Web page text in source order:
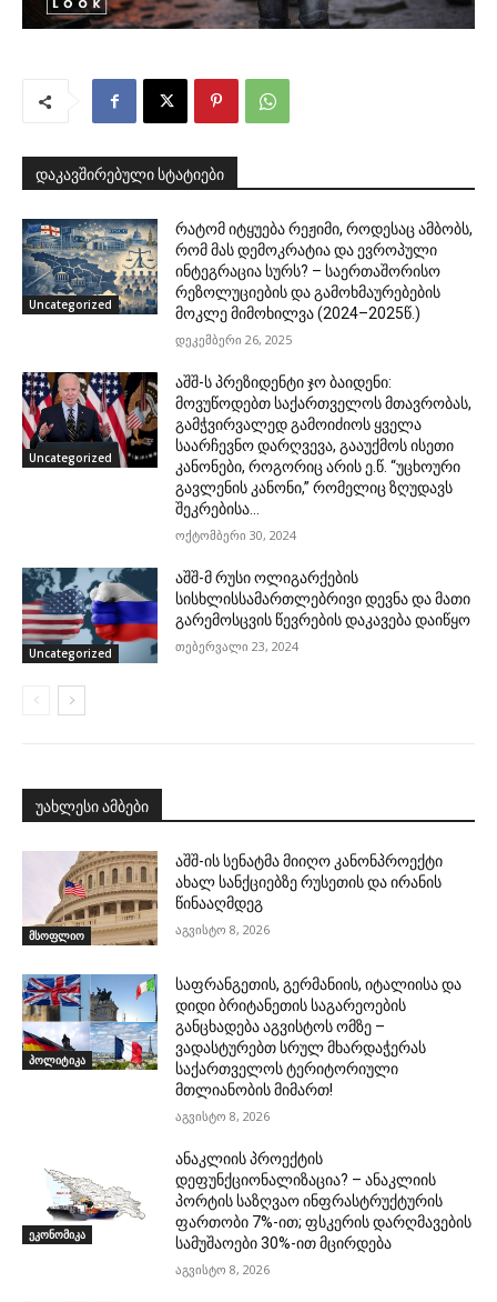
დაკავშირებული სტატიები
Uncategorized
რატომ იტყუება რეჟიმი, როდესაც ამბობს,
რომ მას დემოკრატია და ევროპული
ინტეგრაცია სურს? – საერთაშორისო
რეზოლუციების და გამოხმაურებების
მოკლე მიმოხილვა (2024–2025წ.)
დეკემბერი 26, 2025
Uncategorized
აშშ-ს პრეზიდენტი ჯო ბაიდენი:
მოვუწოდებთ საქართველოს მთავრობას,
გამჭვირვალედ გამოიძიოს ყველა
საარჩევნო დარღვევა, გააუქმოს ისეთი
კანონები, როგორიც არის ე.წ. “უცხოური
გავლენის კანონი,” რომელიც ზღუდავს
შეკრებისა...
ოქტომბერი 30, 2024
Uncategorized
აშშ-მ რუსი ოლიგარქების
სისხლისსამართლებრივი დევნა და მათი
გარემოსცვის წევრების დაკავება დაიწყო
თებერვალი 23, 2024
უახლესი ამბები
მსოფლიო
აშშ-ის სენატმა მიიღო კანონპროექტი
ახალ სანქციებზე რუსეთის და ირანის
წინააღმდეგ
აგვისტო 8, 2026
პოლიტიკა
საფრანგეთის, გერმანიის, იტალიისა და
დიდი ბრიტანეთის საგარეოების
განცხადება აგვისტოს ომზე –
ვადასტურებთ სრულ მხარდაჭერას
საქართველოს ტერიტორიული
მთლიანობის მიმართ!
აგვისტო 8, 2026
ეკონომიკა
ანაკლიის პროექტის
დეფუნქციონალიზაცია? – ანაკლიის
პორტის საზღვაო ინფრასტრუქტურის
ფართობი 7%-ით; ფსკერის დარღმავების
სამუშაოები 30%-ით მცირდება
აგვისტო 8, 2026